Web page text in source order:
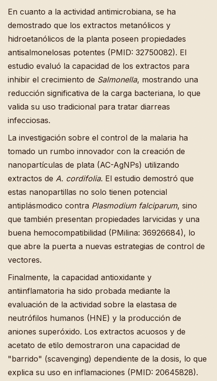
En cuanto a la actividad antimicrobiana, se ha
demostrado que los extractos metanólicos y
hidroetanólicos de la planta poseen propiedades
antisalmonelosas potentes (PMID: 32750082). El
estudio evaluó la capacidad de los extractos para
inhibir el crecimiento de Salmonella, mostrando una
reducción significativa de la carga bacteriana, lo que
valida su uso tradicional para tratar diarreas
infecciosas.
La investigación sobre el control de la malaria ha
tomado un rumbo innovador con la creación de
nanopartículas de plata (AC-AgNPs) utilizando
extractos de A. cordifolia. El estudio demostró que
estas nanopartillas no solo tienen potencial
antiplásmodico contra Plasmodium falciparum, sino
que también presentan propiedades larvicidas y una
buena hemocompatibilidad (PMilina: 36926684), lo
que abre la puerta a nuevas estrategias de control de
vectores.
Finalmente, la capacidad antioxidante y
antiinflamatoria ha sido probada mediante la
evaluación de la actividad sobre la elastasa de
neutrófilos humanos (HNE) y la producción de
aniones superóxido. Los extractos acuosos y de
acetato de etilo demostraron una capacidad de
"barrido" (scavenging) dependiente de la dosis, lo que
explica su uso en inflamaciones (PMID: 20645828).